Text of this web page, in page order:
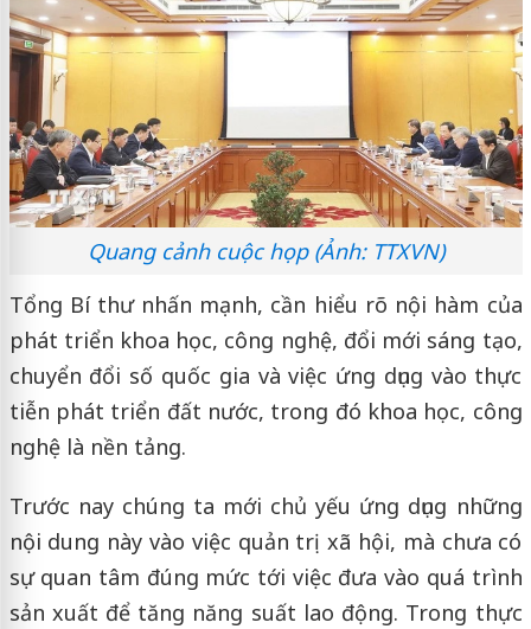
Quang cảnh cuộc họp (Ảnh: TTXVN)
Tổng Bí thư nhấn mạnh, cần hiểu rõ nội hàm của
phát triển khoa học, công nghệ, đổi mới sáng tạo,
chuyển đổi số quốc gia và việc ứng dụng vào thực
tiễn phát triển đất nước, trong đó khoa học, công
nghệ là nền tảng.
Trước nay chúng ta mới chủ yếu ứng dụng những
nội dung này vào việc quản trị xã hội, mà chưa có
sự quan tâm đúng mức tới việc đưa vào quá trình
sản xuất để tăng năng suất lao động. Trong thực